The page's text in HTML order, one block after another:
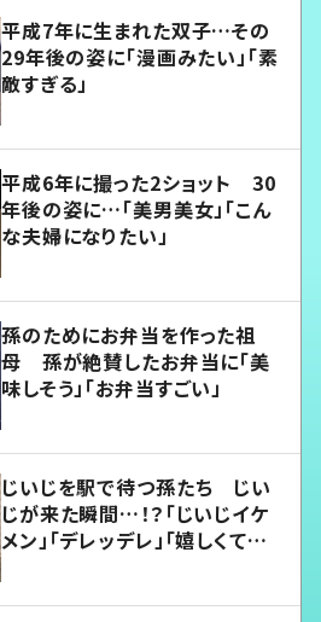
平成7年に生まれた双子…その
29年後の姿に「漫画みたい」「素
敵すぎる」
平成6年に撮った2ショット 30
年後の姿に…「美男美女」「こん
な夫婦になりたい」
孫のためにお弁当を作った祖
母 孫が絶賛したお弁当に「美
味しそう」「お弁当すごい」
じいじを駅で待つ孫たち じい
じが来た瞬間…！？「じいじイケ
メン」「デレッデレ」「嬉しくて可